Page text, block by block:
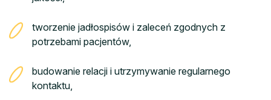
tworzenie jadłospisów i zaleceń zgodnych z
potrzebami pacjentów,
budowanie relacji i utrzymywanie regularnego
kontaktu,